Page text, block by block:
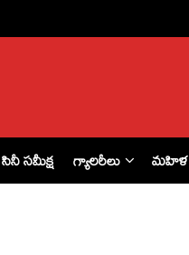
సినీ సమీక్ష గ్యాలరీలు మహిళ